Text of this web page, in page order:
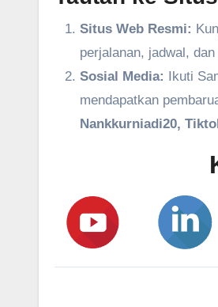
Situs Web Resmi:
perjalanan, jadwal,
Sosial Media: Ikuti
mendapatkan
Nankkurniadi20,